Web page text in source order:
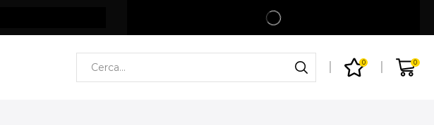
Spedizione gratuita per ordini superiori a 99€
0 0